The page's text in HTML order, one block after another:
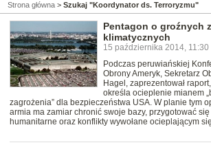
Strona główna > Szukaj "Koordynator ds. Terroryzmu"
Pentagon o groźnych
klimatycznych
15 października 2014, 11:30
Podczas peruwiańskiej
Obrony Ameryk, Sekretarz
Hagel, zaprezentował
określa ocieplenie mianem
zagrożenia” dla bezpieczeństwa USA. W planie tym
armia ma zamiar chronić swoje bazy, przygotować
humanitarne oraz konflikty wywołane ocieplającym